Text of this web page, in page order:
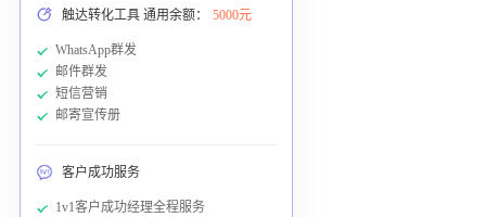
触达转化工具 通用余额： 5000元
WhatsApp群发
邮件群发
短信营销
邮寄宣传册
客户成功服务
1v1客户成功经理全程服务